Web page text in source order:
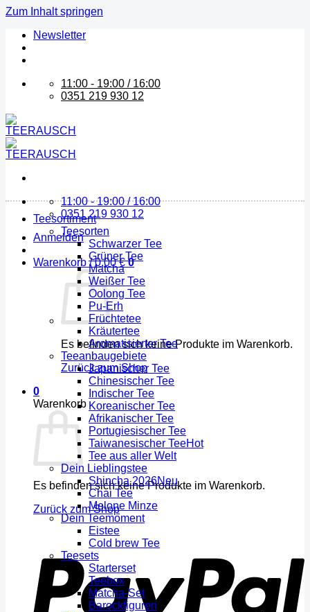
Zum Inhalt springen
Newsletter
11:00 - 19:00 / 16:00
0351 219 930 12
11:00 - 19:00 / 16:00
0351 219 930 12
Anmelden
Warenkorb /0,00€ 0
Es befinden sich keine Produkte im Warenkorb.
Zurück zum Shop
0
Warenkorb
Es befinden sich keine Produkte im Warenkorb.
Zurück zum Shop
Teesortiment
Teesorten
Schwarzer Tee
Grüner Tee
Matcha
Weißer Tee
Oolong Tee
Pu-Erh
Früchtetee
Kräutertee
Aromatisierter Tee
Teeanbaugebiete
Japanischer Tee
Chinesischer Tee
Indischer Tee
Koreanischer Tee
Afrikanischer Tee
Portugiesischer Tee
Taiwanesischer Tee
Tee aus aller Welt
Dein Lieblingstee
Shincha 2026
Chai Tee
Melone Minze
Dein Teemoment
Eistee
Cold brew Tee
Teesets
Starterset
Teebox
Matcha-Set
Barockfiguren